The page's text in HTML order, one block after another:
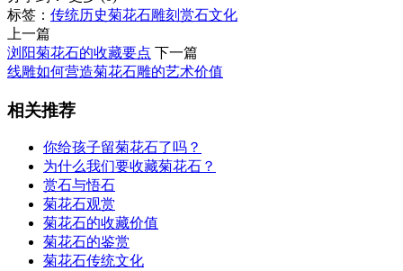
标签： 传统历史菊花石雕刻 赏石文化
上一篇
浏阳菊花石的收藏要点 下一篇
线雕如何营造菊花石雕的艺术价值
相关推荐
你给孩子留菊花石了吗？
为什么我们要收藏菊花石？
赏石与悟石
菊花石观赏
菊花石的收藏价值
菊花石的鉴赏
菊花石传统文化